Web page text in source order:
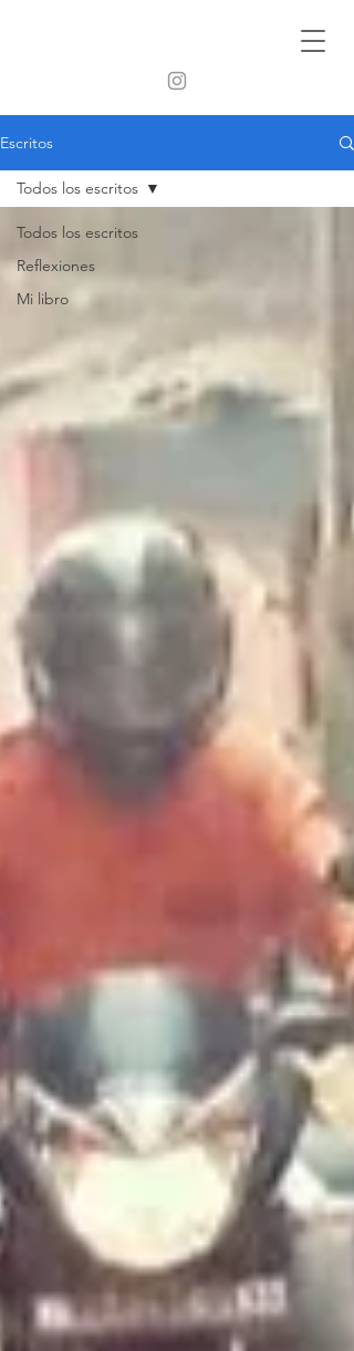
Escritos
Todos los escritos
Reflexiones
Mi libro
Todos los escritos